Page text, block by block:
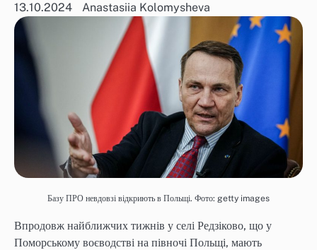
13.10.2024 Anastasiia Kolomysheva
Базу ПРО невдовзі відкриють в Польщі. Фото: getty images
Впродовж найближчих тижнів у селі Редзіково, що у
Поморському воєводстві на півночі Польщі, мають